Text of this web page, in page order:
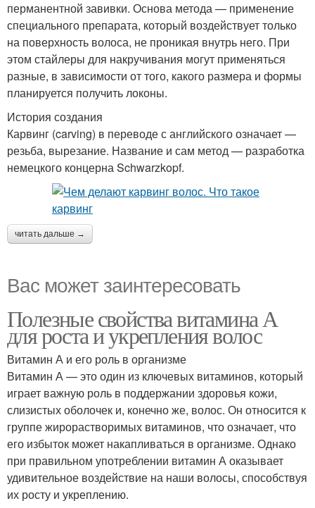
перманентной завивки. Основа метода — применение
специального препарата, который воздействует только
на поверхность волоса, не проникая внутрь него. При
этом стайлеры для накручивания могут применяться
разные, в зависимости от того, какого размера и формы
планируется получить локоны.
История создания
Карвинг (carving) в переводе с английского означает —
резьба, вырезание. Название и сам метод — разработка
немецкого концерна Schwarzkopf.
читать дальше →
Вас может заинтересовать
Полезные свойства витамина А
для роста и укрепления волос
Витамин А и его роль в организме
Витамин А — это один из ключевых витаминов, который
играет важную роль в поддержании здоровья кожи,
слизистых оболочек и, конечно же, волос. Он относится к
группе жирорастворимых витаминов, что означает, что
его избыток может накапливаться в организме. Однако
при правильном употреблении витамин А оказывает
удивительное воздействие на наши волосы, способствуя
их росту и укреплению.